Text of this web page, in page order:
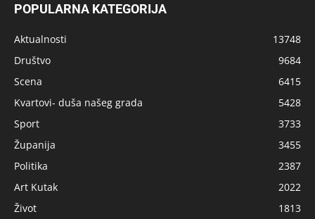
POPULARNA KATEGORIJA
Aktualnosti
13748
Društvo
9684
Scena
6415
Kvartovi- duša našeg grada
5428
Sport
3733
Županija
3455
Politika
2387
Art Kutak
2022
Život
1813